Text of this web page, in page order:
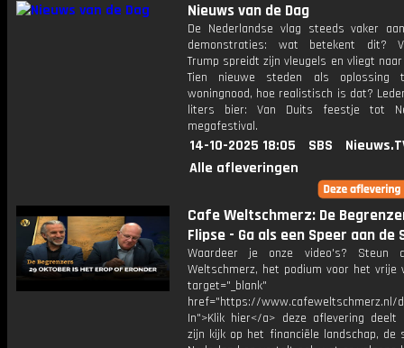
Nieuws van de Dag
De Nederlandse vlag steeds vaker
demonstraties: wat betekent dit?
Trump spreidt zijn vleugels en vliegt naar
Tien nieuwe steden als oplossing
woningnood, hoe realistisch is dat?
liters bier: Van Duits feestje tot
megafestival.
14-10-2025 18:05 SBS
Alle afleveringen
Cafe Weltschmerz: De
Flipse - Ga als een Speer aan de
Waardeer je onze video's? Steun
Weltschmerz, het podium voor het vrije
target="_blank"
href="https://www.cafeweltschmerz.nl/
In">Klik hier</a> deze aflevering deelt
zijn kijk op het financiële landschap, de